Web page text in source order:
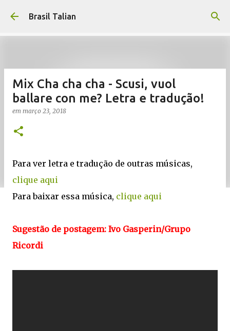
Pular para o conteúdo principal
Brasil Talian
Mix Cha cha cha - Scusi, vuol
ballare con me? Letra e tradução!
em março 23, 2018
Para ver letra e tradução de outras músicas,
clique aqui
Para baixar essa música, clique aqui
Sugestão de postagem: Ivo Gasperin/Grupo
Ricordi